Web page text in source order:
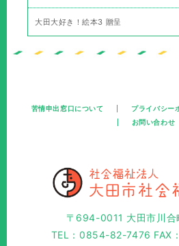
大田大好き！絵本3 贈呈
苦情申出窓口について プライバシー
お問い合わせ
〒694-0011 大田市川
TEL：0854-82-7476 FAX